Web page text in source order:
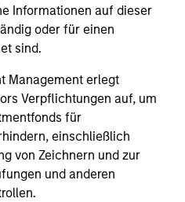
Informationen auf dieser
oder für einen
sind.
Management erlegt
Verpflichtungen auf, um
für
einschließlich
von Zeichnern und zur
und anderen
explain.
as a cheap
is starting to
fabrication
expand in water-